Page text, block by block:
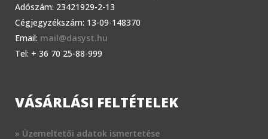
Adószám: 23421929-2-13
Cégjegyzékszám: 13-09-148370
Email: mail@dasyst.hu
Tel: + 36 70 25-88-999
VÁSÁRLÁSI FELTÉTELEK
» Üzemeltetői adatok ismertetése